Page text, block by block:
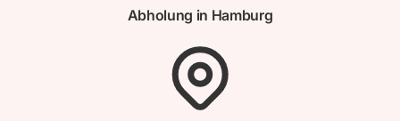
Abholung in Hamburg